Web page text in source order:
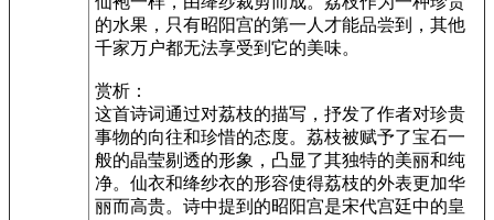
的水果，只有昭阳宫的第一人才能品尝到，其他
千家万户都无法享受到它的美味。
赏析：
这首诗词通过对荔枝的描写，抒发了作者对珍贵
事物的向往和珍惜的态度。荔枝被赋予了宝石一
般的晶莹剔透的形象，凸显了其独特的美丽和纯
净。仙衣和绛纱衣的形容使得荔枝的外表更加华
丽而高贵。诗中提到的昭阳宫是宋代宫廷中的皇